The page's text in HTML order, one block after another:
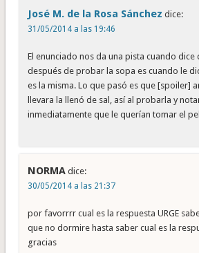
José M. de la Rosa Sánchez dice:
31/05/2014 a las 19:46
El enunciado nos da una pista cuando dice
después de probar la sopa es cuando le
es la misma. Lo que pasó es que [spoiler]
llevara la llenó de sal, así al probarla y
inmediatamente que le querían tomar el
NORMA dice:
30/05/2014 a las 21:37
por favorrrr cual es la respuesta URGE
que no dormire hasta saber cual es la
gracias